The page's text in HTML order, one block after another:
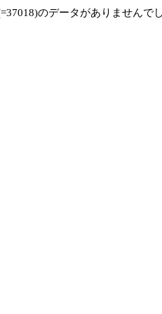
のデータがありませんで